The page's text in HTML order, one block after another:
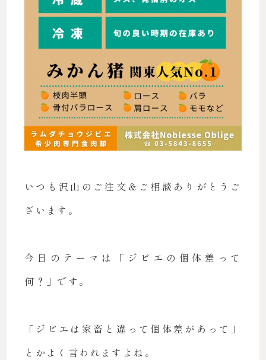
いつも沢山のご注文＆ご相談ありがとうご
ざいます。
今日のテーマは「ジビエの個体差って
何？」です。
「ジビエは家畜と違って個体差があって」
とかよく言われますよね。